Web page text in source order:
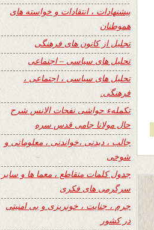
پیشنهادات ، انتقادات و خواسته های
هموطنان
تجلیل از کانون های فرهنگی
تحلیل های سیاسی – اجتماعی
تحلیل های سیاسی ، اجتماعی ،
فرهنگی.
تکملهء حواشی نفحات الانس شرح
حال مولانا جامی قدس سره
جالب ، دیدنی ،خواندنی ، معلوماتی و
شوخی
جدول کلمات متقاطع ، معما ها و سایر
سرگرمی های فکری
جرم ، جنایت ، خونریزی و بی امنیتی
در کشور